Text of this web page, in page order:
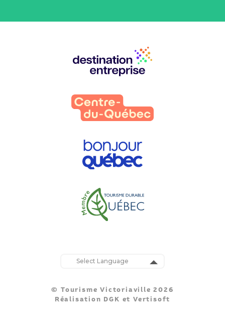
partenaires
:
© Tourisme Victoriaville 2026
Réalisation DGK et Vertisoft